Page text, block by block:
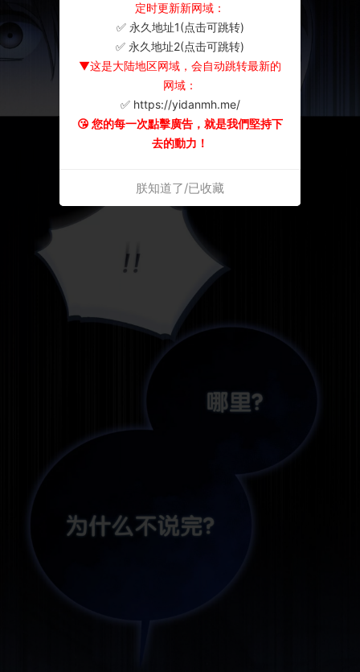
定时更新新网域：
✅ 永久地址1(点击可跳转)
✅ 永久地址2(点击可跳转)
▼这是大陆地区网域，会自动跳转最新的
网域：
✅ https://yidanmh.me/
😘 您的每一次點擊廣告，就是我們堅持下
去的動力！
朕知道了/已收藏